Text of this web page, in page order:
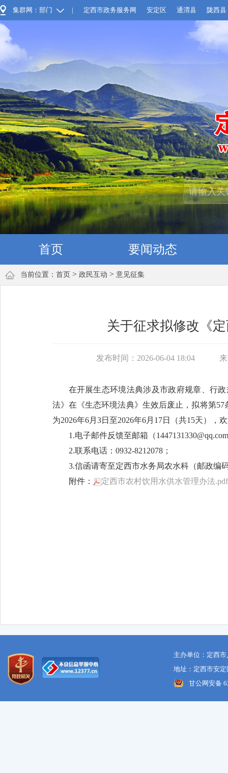
集群网：部门 | 定西市政务服务网 安定区 通渭县 陇西县
首页 要闻动态
当前位置： 首页 > 政民互动 > 意见征集
关于征求拟修改《
发布时间：2026-06-04 18:04
在开展生态环境法典涉及市政府规章、行
法》在《生态环境法典》生效后废止，拟将第
为2026年6月3日至2026年6月17日（共15天）
1.电子邮件反馈至邮箱（
2.联系电话：0932-8212078；
3.信函请寄至定西市水务局农水科（邮政编
附件：
定西市农村饮用水供水管理办法.pdf
主办单位：定西
地址：定西市安
甘公网安备